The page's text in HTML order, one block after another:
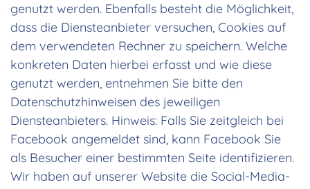
genutzt werden. Ebenfalls besteht die Möglichkeit,
dass die Diensteanbieter versuchen, Cookies auf
dem verwendeten Rechner zu speichern. Welche
konkreten Daten hierbei erfasst und wie diese
genutzt werden, entnehmen Sie bitte den
Datenschutzhinweisen des jeweiligen
Diensteanbieters. Hinweis: Falls Sie zeitgleich bei
Facebook angemeldet sind, kann Facebook Sie
als Besucher einer bestimmten Seite identifizieren.
Wir haben auf unserer Website die Social-Media-